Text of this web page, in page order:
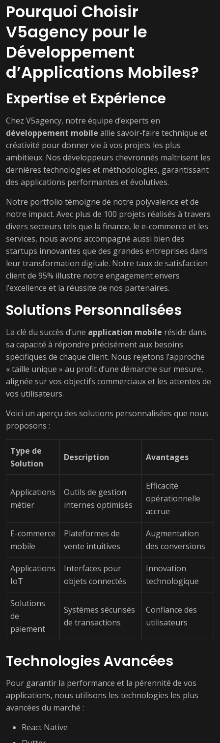
Pourquoi Choisir
V5agency pour le
Développement
d’Applications Mobiles?
Expertise et Expérience
Chez V5agency, notre équipe d’experts en
développement mobile allie savoir-faire technique et
créativité pour donner vie à vos projets les plus
ambitieux. Nos développeurs chevronnés maîtrisent les
dernières technologies et méthodologies, garantissant
des applications performantes et évolutives.
Notre portfolio témoigne de notre polyvalence et de
notre impact. Avec plus de 100 projets réalisés à travers
divers secteurs tels que la finance, le e-commerce et les
services, nous avons accompagné aussi bien des
startups innovantes que des grandes entreprises dans
leur transformation digitale. Notre taux de satisfaction
client de 95% illustre notre engagement envers
l’excellence et la réussite de nos partenaires.
Solutions Personnalisées
La clé du succès d’une application mobile réside dans
sa capacité à répondre précisément aux besoins
spécifiques de chaque client. Nous rejetons l’approche
« taille unique » au profit d’une démarche sur mesure,
alignée sur vos objectifs commerciaux et les attentes de
vos utilisateurs.
Voici un aperçu des solutions personnalisées que nous
proposons :
Type de
Solution
Description Avantages
Applications
métier
Outils de gestion
internes optimisés
Efficacité
opérationnelle
accrue
E-commerce
mobile
Plateformes de
vente intuitives
Augmentation
des conversions
Applications
IoT
Interfaces pour
objets connectés
Innovation
technologique
Solutions
de
paiement
Systèmes sécurisés
de transactions
Confiance des
utilisateurs
Technologies Avancées
Pour garantir la performance et la pérennité de vos
applications, nous utilisons les technologies les plus
avancées du marché :
React Native